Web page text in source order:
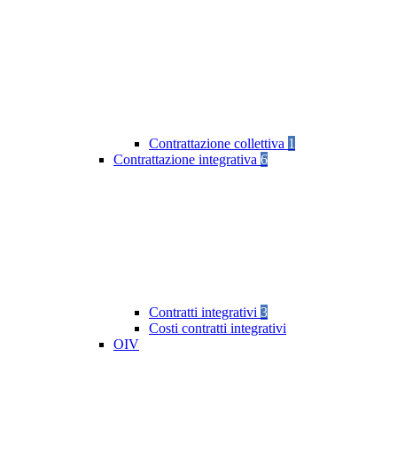
Contrattazione collettiva 1
Contrattazione integrativa 6
Contratti integrativi 3
Costi contratti integrativi
OIV